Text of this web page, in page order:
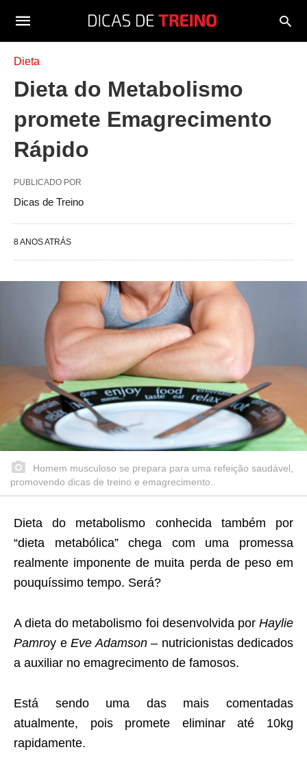
Dieta
Dieta do Metabolismo
promete Emagrecimento
Rápido
PUBLICADO POR
Dicas de Treino
8 ANOS ATRÁS
Homem musculoso se prepara para uma refeição saudável,
promovendo dicas de treino e emagrecimento.
Dieta do metabolismo conhecida também por
“dieta metabólica” chega com uma promessa
realmente imponente de muita perda de peso em
pouquíssimo tempo. Será?
A dieta do metabolismo foi desenvolvida por Haylie
Pamroy e Eve Adamson– nutricionistas dedicados
a auxiliar no emagrecimento de famosos.
Está sendo uma das mais comentadas
atualmente, pois promete eliminar até 10kg
rapidamente.